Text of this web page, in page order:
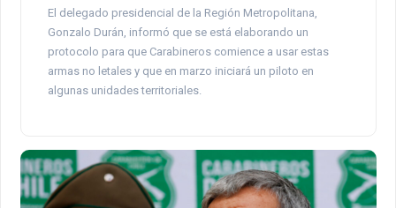
El delegado presidencial de la Región Metropolitana,
Gonzalo Durán, informó que se está elaborando un
protocolo para que Carabineros comience a usar estas
armas no letales y que en marzo iniciará un piloto en
algunas unidades territoriales.